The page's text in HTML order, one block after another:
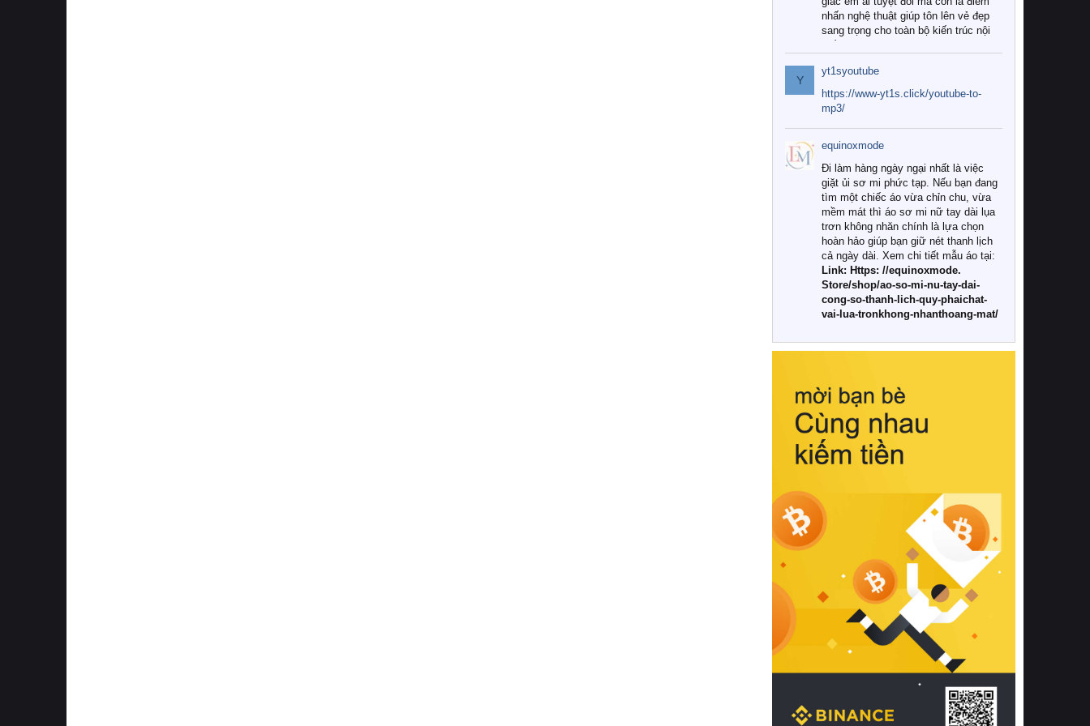
nhấn nghệ thuật giúp tôn lên vẻ đẹp
sang trọng cho toàn bộ kiến trúc nội
Tuy nhiên, giữa thị trường đa dạng
với vô vàn thương hiệu và mẫu mã
như hiện nay, làm thế nào để chọn
được những bộ chăn ga gối đệm cao
cấp thực sự chất lượng, phù hợp với
khí hậu và nhu cầu sử dụng của gia
đình? Hãy cùng chúng tôi đi tìm lời
giải đáp chi tiết qua bài viết dưới đây.
1. Tại sao các gia đình hiện đại lại ưa
chuộng chăn ga gối đệm cao cấp?
Khác với các dòng sản phẩm thông
thường, những bộ chăn ga gối đệm
cao cấp trải qua quy trình sản xuất
nghiêm ngặt từ khâu chọn lọc nguyên
liệu tự nhiên đến công nghệ dệt
nhuộm hiện đại không chứa hóa chất
này, bạn sẽ cảm nhận rõ rệt sự khác
hồi chuẩn xác của phần đệm nâng đỡ
cột sống.
Bên cạnh đó, việc lựa chọn các dòng
sản phẩm đạt chuẩn chất lượng quốc
tế còn giúp ngăn ngừa tình trạng kích
khuẩn và nấm mốc trong điều kiện
thời tiết nóng ẩm. Bạn có thể tìm hiểu
thêm các nghiên cứu khoa học về tác
động của giấc ngủ và môi trường
phòng ngủ đối với sức khỏe con
người tại Sleep Foundation (External
Link) để có cái nhìn toàn diện hơn.
2. Các tiêu chí vàng khi lựa chọn
chăn ga gối đệm cao cấp cho phòng
ngủ
Để sở hữu một bộ chăn ga gối đệm
cao cấp hoàn hảo cả về thẩm mỹ lẫn
công năng, người tiêu dùng cần cân
nhắc kỹ lưỡng các tiêu chí quan trọng
Y
yt1syoutube
https://www-yt1s.click/youtube-to-
mp3/
equinoxmode
Đi làm hàng ngày ngại nhất là việc
giặt ủi sơ mi phức tạp. Nếu bạn đang
tìm một chiếc áo vừa chỉn chu, vừa
mềm mát thì áo sơ mi nữ tay dài lụa
trơn không nhăn chính là lựa chọn
hoàn hảo giúp bạn giữ nét thanh lịch
cả ngày dài. Xem chi tiết mẫu áo tại:
Link: Https: //equinoxmode.
Store/shop/ao-so-mi-nu-tay-dai-
cong-so-thanh-lich-quy-phaichat-
vai-lua-tronkhong-nhanthoang-mat/